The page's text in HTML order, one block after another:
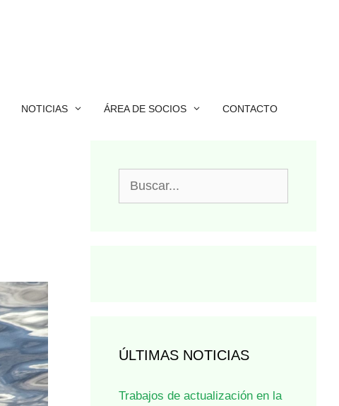
NOTICIAS ÁREA DE SOCIOS CONTACTO
ÚLTIMAS NOTICIAS
Trabajos de actualización en la